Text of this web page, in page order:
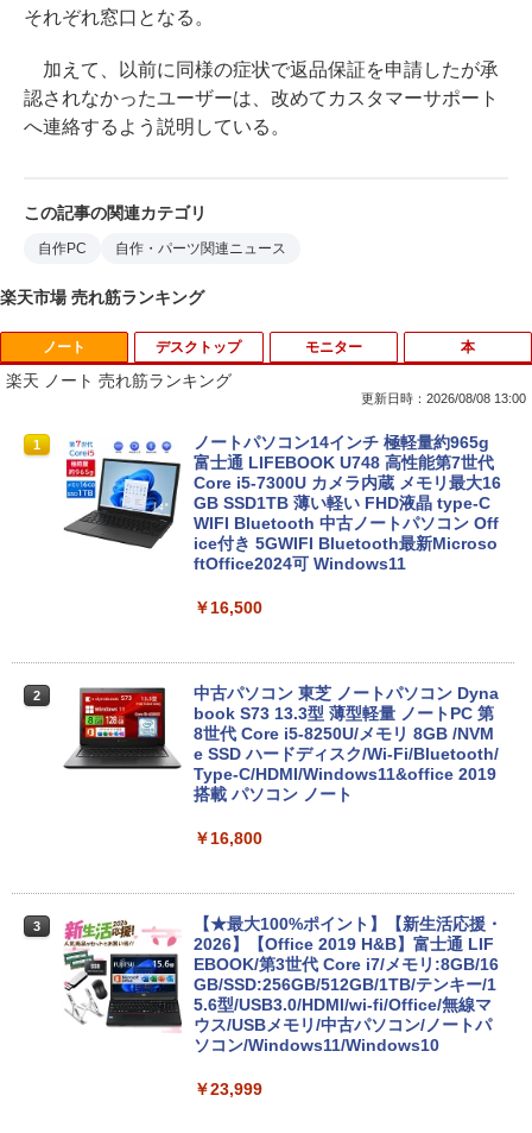
それぞれ窓口となる。
加えて、以前に同様の症状で返品保証を申請したが承
認されなかったユーザーは、改めてカスタマーサポート
へ連絡するよう説明している。
この記事の関連カテゴリ
自作PC 自作・パーツ関連ニュース
楽天市場 売れ筋ランキング
ノート
楽天 ノート 売れ筋ランキング
更新日時：2026/08/08 13:00
1
ノートパソコン14インチ 極軽量約965g
富士通 LIFEBOOK U748 高性能第7世代
Core i5-7300U カメラ内蔵 メモリ最大16
GB SSD1TB 薄い軽い FHD液晶 type-C
WIFI Bluetooth 中古ノートパソコン Off
ice付き 5GWIFI Bluetooth最新Microso
ftOffice2024可 Windows11
￥16,500
2
中古パソコン 東芝 ノートパソコン Dyna
book S73 13.3型 薄型軽量 ノートPC 第
8世代 Core i5-8250U/メモリ 8GB /NVM
e SSD ハードディスク/Wi-Fi/Bluetooth/
Type-C/HDMI/Windows11&office 2019
搭載 パソコン ノート
￥16,800
3
【★最大100%ポイント】【新生活応援・
2026】【Office 2019 H&B】富士通 LIF
EBOOK/第3世代 Core i7/メモリ:8GB/16
GB/SSD:256GB/512GB/1TB/テンキー/1
5.6型/USB3.0/HDMI/wi-fi/Office/無線マ
ウス/USBメモリ/中古パソコン/ノートパ
ソコン/Windows11/Windows10
￥23,999
デスクトップ モニター 本